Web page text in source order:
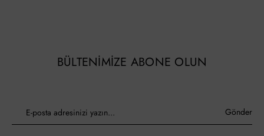
BÜLTENIMIZE ABONE OLUN
Gönder